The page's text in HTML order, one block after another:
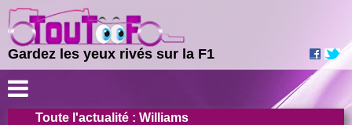
Gardez les yeux rivés sur la F1
Toute l'actualité : Williams